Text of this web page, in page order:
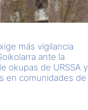
más vigilancia
ante la
okupas de URSSA y
en comunidades de